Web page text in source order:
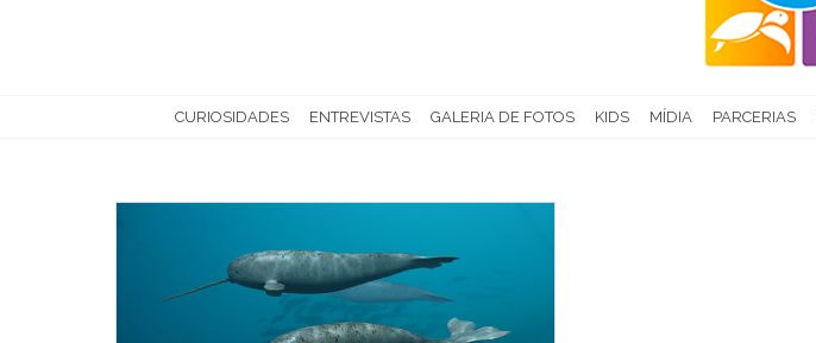
CURIOSIDADES ENTREVISTAS GALERIA DE FOTOS KIDS MÍDIA PARCERIAS